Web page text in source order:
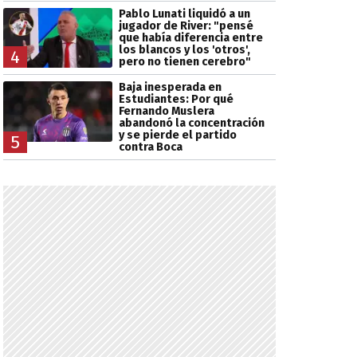
4
Pablo Lunati liquidó a un
jugador de River: "pensé
que había diferencia entre
los blancos y los 'otros',
pero no tienen cerebro"
5
Baja inesperada en
Estudiantes: Por qué
Fernando Muslera
abandonó la concentración
y se pierde el partido
contra Boca